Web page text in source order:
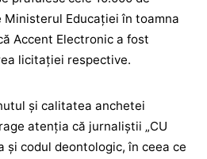
Educației în toamna
Accent Electronic a fost
licitației respective.
și calitatea anchetei
atenția că jurnaliștii „CU
și codul deontologic, în ceea ce